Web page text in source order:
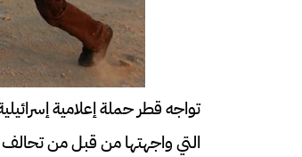
تواجه قطر حملة إعلامية
التي واجهتها من قبل من تحالف